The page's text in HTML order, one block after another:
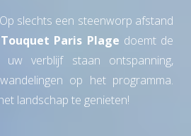
slechts een steenworp afstand
Paris Plage doemt de
verblijf staan ontspanning,
op het programma.
landschap te genieten!